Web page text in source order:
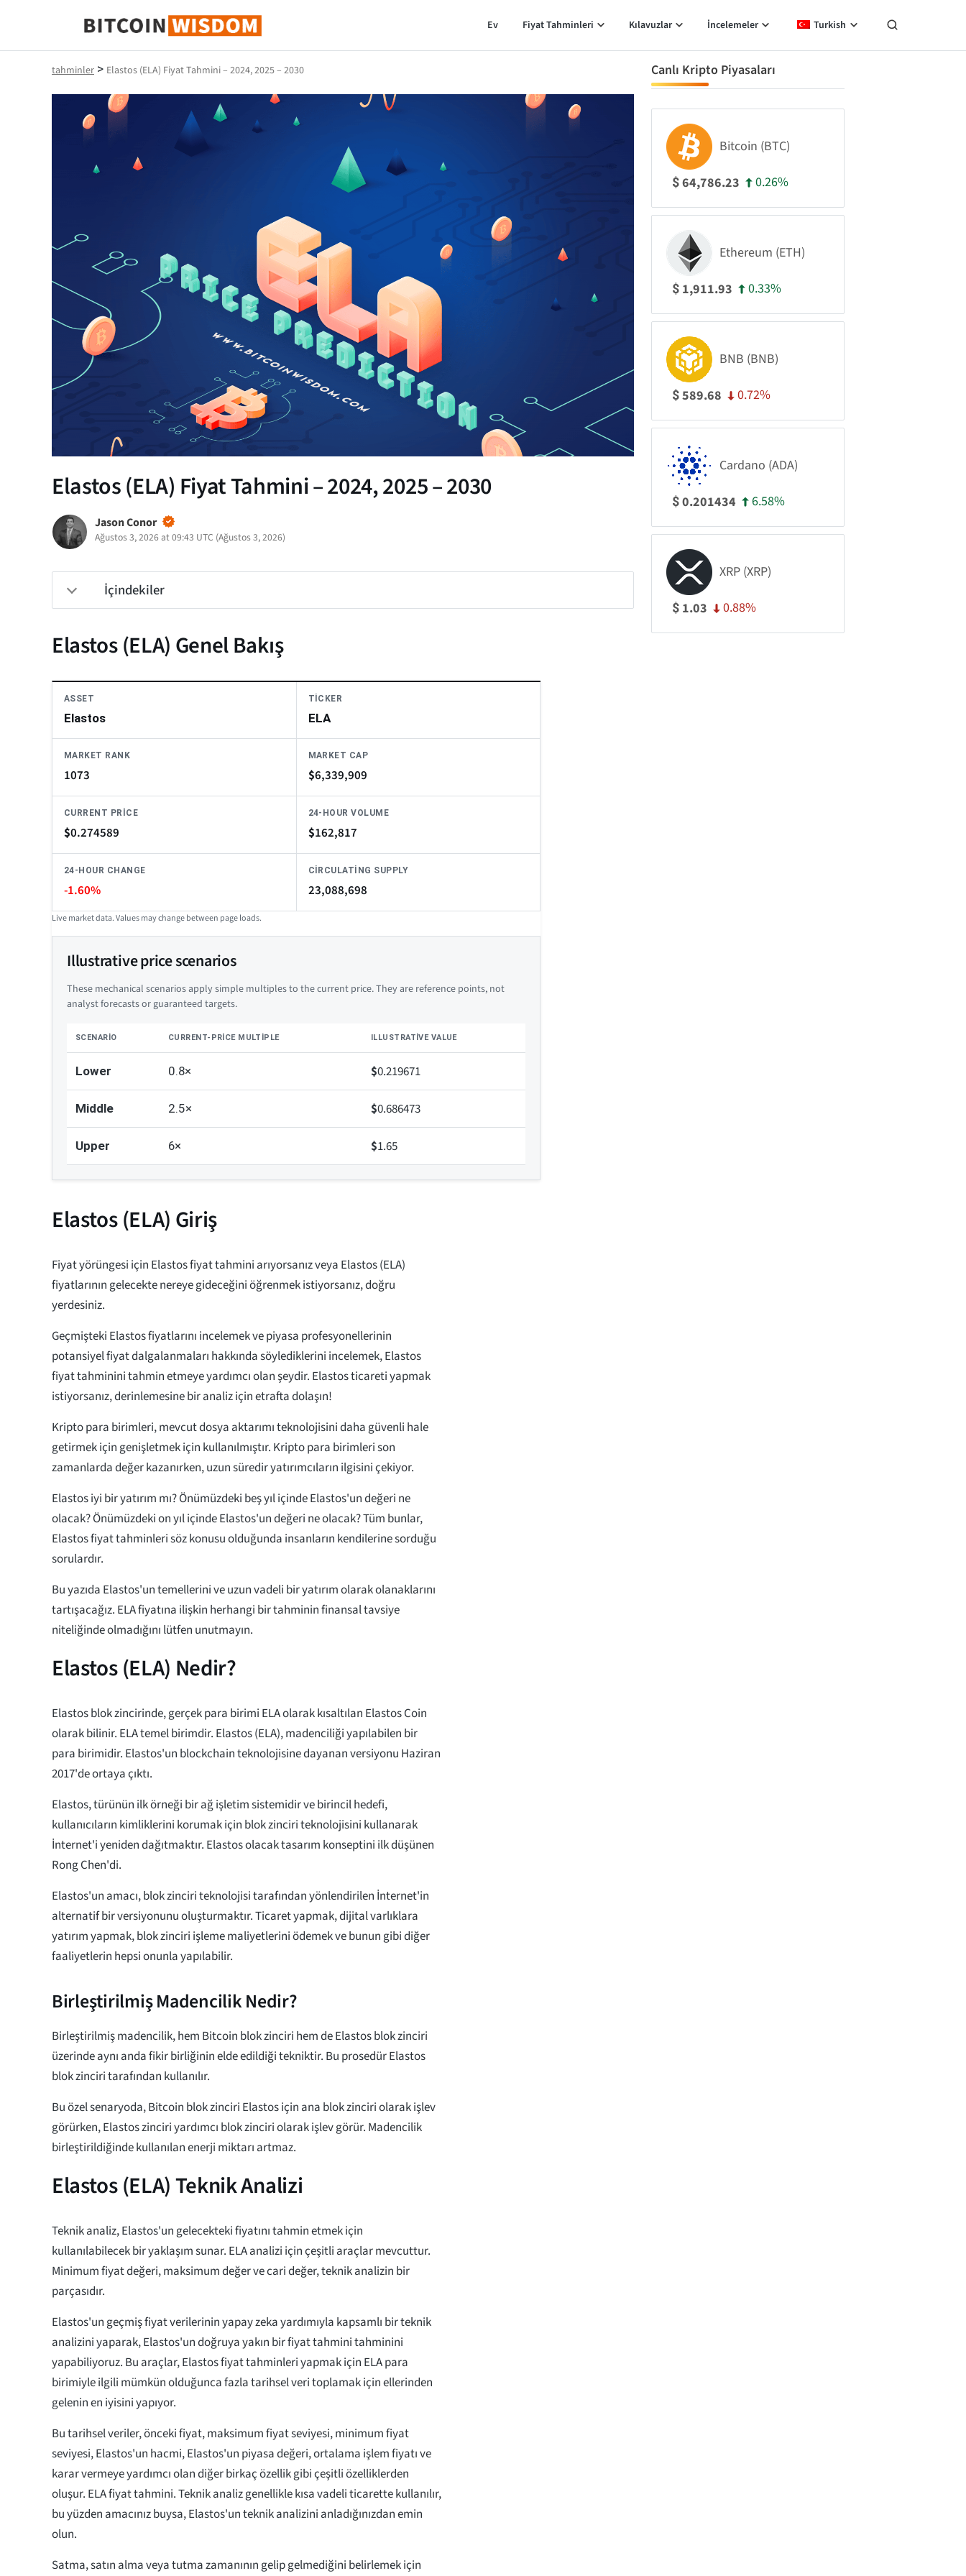
Bitcoin Bilgeliği
Ev Fiyat Tahminleri Kılavuzlar İncelemeler Turkish
tahminler > Elastos (ELA) Fiyat Tahmini – 2024, 2025 – 2030
Elastos (ELA) Fiyat Tahmini – 2024, 2025 – 2030
Jason Conor
Ağustos 3, 2026 at 09:43 UTC (Ağustos 3, 2026)
İçindekiler
Elastos (ELA) Genel Bakış
ASSET
Elastos
TICKER
ELA
MARKET RANK
1073
MARKET CAP
$6,339,909
CURRENT PRICE
$0.274589
24-HOUR VOLUME
$162,817
24-HOUR CHANGE
-1.60%
CIRCULATING SUPPLY
23,088,698
Live market data. Values may change between page loads.
Illustrative price scenarios
These mechanical scenarios apply simple multiples to the current price. They are reference points, not
analyst forecasts or guaranteed targets.
SCENARIO CURRENT-PRICE MULTIPLE ILLUSTRATIVE VALUE
Lower 0.8× $0.219671
Middle 2.5× $0.686473
Upper 6× $1.65
Elastos (ELA) Giriş
Fiyat yörüngesi için Elastos fiyat tahmini arıyorsanız veya Elastos (ELA)
fiyatlarının gelecekte nereye gideceğini öğrenmek istiyorsanız, doğru
yerdesiniz.
Geçmişteki Elastos fiyatlarını incelemek ve piyasa profesyonellerinin
potansiyel fiyat dalgalanmaları hakkında söylediklerini incelemek, Elastos
fiyat tahminini tahmin etmeye yardımcı olan şeydir. Elastos ticareti yapmak
istiyorsanız, derinlemesine bir analiz için etrafta dolaşın!
Kripto para birimleri, mevcut dosya aktarımı teknolojisini daha güvenli hale
getirmek için genişletmek için kullanılmıştır. Kripto para birimleri son
zamanlarda değer kazanırken, uzun süredir yatırımcıların ilgisini çekiyor.
Elastos iyi bir yatırım mı? Önümüzdeki beş yıl içinde Elastos'un değeri ne
olacak? Önümüzdeki on yıl içinde Elastos'un değeri ne olacak? Tüm bunlar,
Elastos fiyat tahminleri söz konusu olduğunda insanların kendilerine sorduğu
sorulardır.
Bu yazıda Elastos'un temellerini ve uzun vadeli bir yatırım olarak olanaklarını
tartışacağız. ELA fiyatına ilişkin herhangi bir tahminin finansal tavsiye
niteliğinde olmadığını lütfen unutmayın.
Elastos (ELA) Nedir?
Elastos blok zincirinde, gerçek para birimi ELA olarak kısaltılan Elastos Coin
olarak bilinir. ELA temel birimdir. Elastos (ELA), madenciliği yapılabilen bir
para birimidir. Elastos'un blockchain teknolojisine dayanan versiyonu Haziran
2017'de ortaya çıktı.
Elastos, türünün ilk örneği bir ağ işletim sistemidir ve birincil hedefi,
kullanıcıların kimliklerini korumak için blok zinciri teknolojisini kullanarak
İnternet'i yeniden dağıtmaktır. Elastos olacak tasarım konseptini ilk düşünen
Rong Chen'di.
Elastos'un amacı, blok zinciri teknolojisi tarafından yönlendirilen İnternet'in
alternatif bir versiyonunu oluşturmaktır. Ticaret yapmak, dijital varlıklara
yatırım yapmak, blok zinciri işleme maliyetlerini ödemek ve bunun gibi diğer
faaliyetlerin hepsi onunla yapılabilir.
Birleştirilmiş Madencilik Nedir?
Birleştirilmiş madencilik, hem Bitcoin blok zinciri hem de Elastos blok zinciri
üzerinde aynı anda fikir birliğinin elde edildiği tekniktir. Bu prosedür Elastos
blok zinciri tarafından kullanılır.
Bu özel senaryoda, Bitcoin blok zinciri Elastos için ana blok zinciri olarak işlev
görürken, Elastos zinciri yardımcı blok zinciri olarak işlev görür. Madencilik
birleştirildiğinde kullanılan enerji miktarı artmaz.
Elastos (ELA) Teknik Analizi
Teknik analiz, Elastos'un gelecekteki fiyatını tahmin etmek için
kullanılabilecek bir yaklaşım sunar. ELA analizi için çeşitli araçlar mevcuttur.
Minimum fiyat değeri, maksimum değer ve cari değer, teknik analizin bir
parçasıdır.
Elastos'un geçmiş fiyat verilerinin yapay zeka yardımıyla kapsamlı bir teknik
analizini yaparak, Elastos'un doğruya yakın bir fiyat tahmini tahminini
yapabiliyoruz. Bu araçlar, Elastos fiyat tahminleri yapmak için ELA para
birimiyle ilgili mümkün olduğunca fazla tarihsel veri toplamak için ellerinden
gelenin en iyisini yapıyor.
Bu tarihsel veriler, önceki fiyat, maksimum fiyat seviyesi, minimum fiyat
seviyesi, Elastos'un hacmi, Elastos'un piyasa değeri, ortalama işlem fiyatı ve
karar vermeye yardımcı olan diğer birkaç özellik gibi çeşitli özelliklerden
oluşur. ELA fiyat tahmini. Teknik analiz genellikle kısa vadeli ticarette kullanılır,
bu yüzden amacınız buysa, Elastos'un teknik analizini anladığınızdan emin
olun.
Satma, satın alma veya tutma zamanının gelip gelmediğini belirlemek için
Canlı Kripto Piyasaları
Bitcoin (BTC)
$64,786.23 0.26%
Ethereum (ETH)
$ 1,911.93 0.33%
BNB (BNB)
$589.68 0.72%
Cardano (ADA)
$0.201434 6.58%
XRP (XRP)
$ 1.03 0.88%